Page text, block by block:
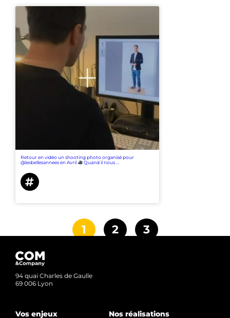
Retour en vidéo un shooting photo organisé pour
@lesbellesannees en Avril
Quand il nous ...
1 2 3
94 quai Charles de Gaulle
69 006 Lyon
Vos enjeux Nos réalisations